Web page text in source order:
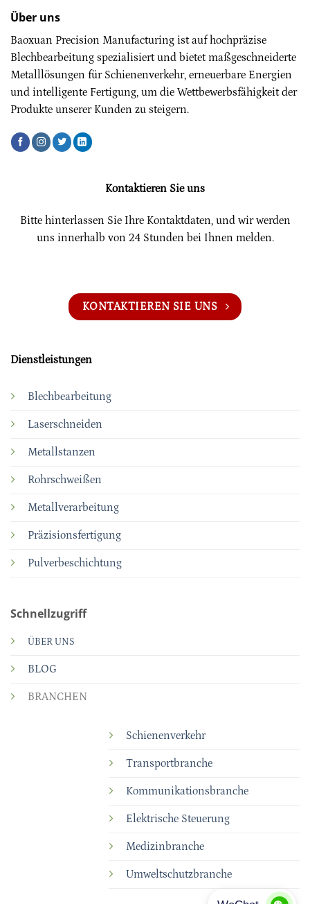
Über uns
Baoxuan Precision Manufacturing ist auf hochpräzise
Blechbearbeitung spezialisiert und bietet maßgeschneiderte
Metalllösungen für Schienenverkehr, erneuerbare Energien
und intelligente Fertigung, um die Wettbewerbsfähigkeit der
Produkte unserer Kunden zu steigern.
Dienstleistungen
Blechbearbeitung
Laserschneiden
Metallstanzen
Rohrschweißen
Metallverarbeitung
Präzisionsfertigung
Pulverbeschichtung
Schnellzugriff
ÜBER UNS
BLOG
BRANCHEN
Schienenverkehr
Transportbranche
Kommunikationsbranche
Elektrische Steuerung
Medizinbranche
Umweltschutzbranche
Kontaktieren Sie uns
Bitte hinterlassen Sie Ihre Kontaktdaten, und wir werden
uns innerhalb von 24 Stunden bei Ihnen melden.
KONTAKTIEREN SIE UNS